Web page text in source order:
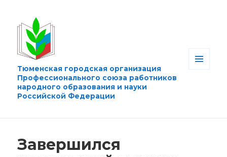
Тюменская городская организация
Профессионального союза работников
народного образования и науки
Российской Федерации
Завершился